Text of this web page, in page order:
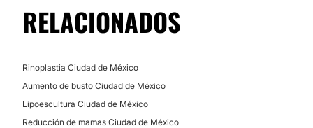
RELACIONADOS
Rinoplastia Ciudad de México
Aumento de busto Ciudad de México
Lipoescultura Ciudad de México
Reducción de mamas Ciudad de México